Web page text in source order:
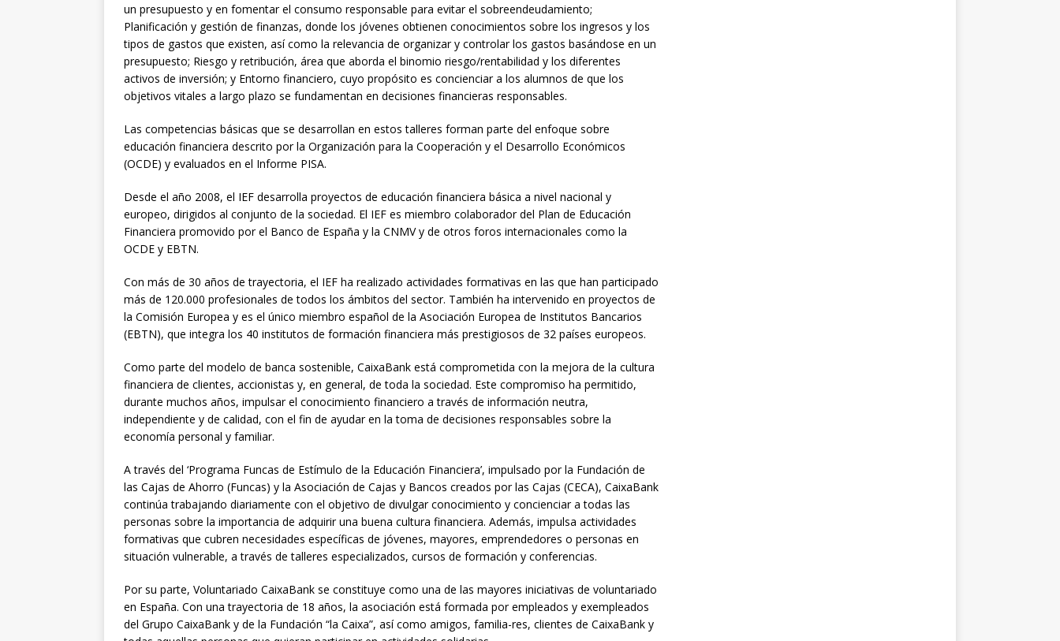
un presupuesto y en fomentar el consumo responsable para evitar el sobreendeudamiento;
Planificación y gestión de finanzas, donde los jóvenes obtienen conocimientos sobre los ingresos y los
tipos de gastos que existen, así como la relevancia de organizar y controlar los gastos basándose en un
presupuesto; Riesgo y retribución, área que aborda el binomio riesgo/rentabilidad y los diferentes
activos de inversión; y Entorno financiero, cuyo propósito es concienciar a los alumnos de que los
objetivos vitales a largo plazo se fundamentan en decisiones financieras responsables.
Las competencias básicas que se desarrollan en estos talleres forman parte del enfoque sobre
educación financiera descrito por la Organización para la Cooperación y el Desarrollo Económicos
(OCDE) y evaluados en el Informe PISA.
Desde el año 2008, el IEF desarrolla proyectos de educación financiera básica a nivel nacional y
europeo, dirigidos al conjunto de la sociedad. El IEF es miembro colaborador del Plan de Educación
Financiera promovido por el Banco de España y la CNMV y de otros foros internacionales como la
OCDE y EBTN.
Con más de 30 años de trayectoria, el IEF ha realizado actividades formativas en las que han participado
más de 120.000 profesionales de todos los ámbitos del sector. También ha intervenido en proyectos de
la Comisión Europea y es el único miembro español de la Asociación Europea de Institutos Bancarios
(EBTN), que integra los 40 institutos de formación financiera más prestigiosos de 32 países europeos.
Como parte del modelo de banca sostenible, CaixaBank está comprometida con la mejora de la cultura
financiera de clientes, accionistas y, en general, de toda la sociedad. Este compromiso ha permitido,
durante muchos años, impulsar el conocimiento financiero a través de información neutra,
independiente y de calidad, con el fin de ayudar en la toma de decisiones responsables sobre la
economía personal y familiar.
A través del ‘Programa Funcas de Estímulo de la Educación Financiera’, impulsado por la Fundación de
las Cajas de Ahorro (Funcas) y la Asociación de Cajas y Bancos creados por las Cajas (CECA), CaixaBank
continúa trabajando diariamente con el objetivo de divulgar conocimiento y concienciar a todas las
personas sobre la importancia de adquirir una buena cultura financiera. Además, impulsa actividades
formativas que cubren necesidades específicas de jóvenes, mayores, emprendedores o personas en
situación vulnerable, a través de talleres especializados, cursos de formación y conferencias.
Por su parte, Voluntariado CaixaBank se constituye como una de las mayores iniciativas de voluntariado
en España. Con una trayectoria de 18 años, la asociación está formada por empleados y exempleados
del Grupo CaixaBank y de la Fundación “la Caixa”, así como amigos, familia-res, clientes de CaixaBank y